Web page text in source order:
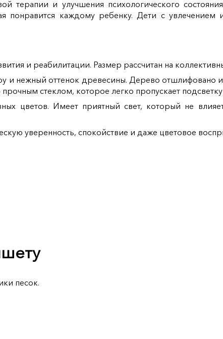
терапии и улучшения психологического
понравится каждому ребенку. Дети с увлечением
и реабилитации. Размер рассчитан на
и нежный оттенок древесины. Дерево отшлифовано
стеклом, которое легко пропускает подсветку
цветов. Имеет приятный свет, который не
уверенность, спокойствие и даже цветовое
песок.